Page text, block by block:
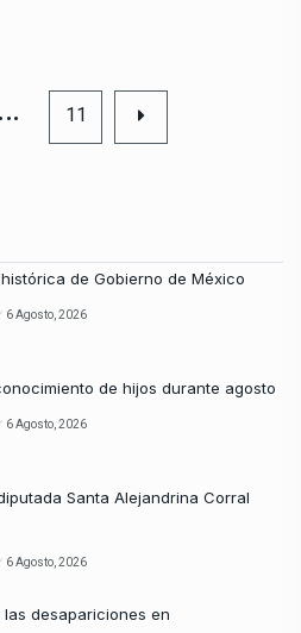
… 11
de Gobierno de México
6 Agosto, 2026
de hijos durante agosto
6 Agosto, 2026
Santa Alejandrina Corral
6 Agosto, 2026
las desapariciones en